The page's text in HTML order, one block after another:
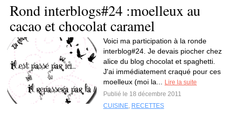
Rond interblogs#24 :moelleux au
cacao et chocolat caramel
Voici ma participation à la ronde
interblog#24. Je devais piocher chez
alice du blog chocolat et spaghetti.
J'ai immédiatement craqué pour ces
moelleux (moi la...
Lire la suite
Publié le 18 décembre 2011
CUISINE, RECETTES